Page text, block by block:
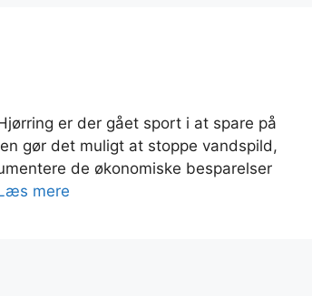
er der gået sport i at spare på
gør det muligt at stoppe vandspild,
de økonomiske besparelser
mere